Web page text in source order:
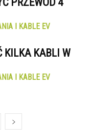
I KABLE EV
KILKA KABLI W
I KABLE EV